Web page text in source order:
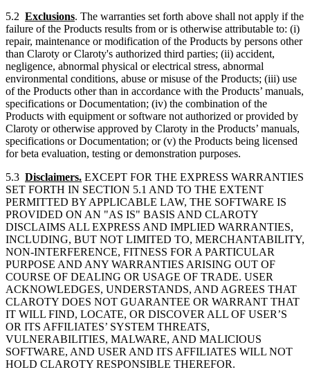
5.2 Exclusions. The warranties set forth above shall not apply if the
failure of the Products results from or is otherwise attributable to: (i)
repair, maintenance or modification of the Products by persons other
than Claroty or Claroty's authorized third parties; (ii) accident,
negligence, abnormal physical or electrical stress, abnormal
environmental conditions, abuse or misuse of the Products; (iii) use
of the Products other than in accordance with the Products’ manuals,
specifications or Documentation; (iv) the combination of the
Products with equipment or software not authorized or provided by
Claroty or otherwise approved by Claroty in the Products’ manuals,
specifications or Documentation; or (v) the Products being licensed
for beta evaluation, testing or demonstration purposes.
5.3 Disclaimers. EXCEPT FOR THE EXPRESS WARRANTIES
SET FORTH IN SECTION 5.1 AND TO THE EXTENT
PERMITTED BY APPLICABLE LAW, THE SOFTWARE IS
PROVIDED ON AN "AS IS" BASIS AND CLAROTY
DISCLAIMS ALL EXPRESS AND IMPLIED WARRANTIES,
INCLUDING, BUT NOT LIMITED TO, MERCHANTABILITY,
NON-INTERFERENCE, FITNESS FOR A PARTICULAR
PURPOSE AND ANY WARRANTIES ARISING OUT OF
COURSE OF DEALING OR USAGE OF TRADE. USER
ACKNOWLEDGES, UNDERSTANDS, AND AGREES THAT
CLAROTY DOES NOT GUARANTEE OR WARRANT THAT
IT WILL FIND, LOCATE, OR DISCOVER ALL OF USER’S
OR ITS AFFILIATES’ SYSTEM THREATS,
VULNERABILITIES, MALWARE, AND MALICIOUS
SOFTWARE, AND USER AND ITS AFFILIATES WILL NOT
HOLD CLAROTY RESPONSIBLE THEREFOR.